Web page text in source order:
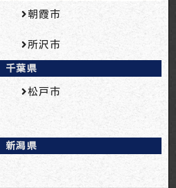
朝霞市
所沢市
千葉県
松戸市
新潟県